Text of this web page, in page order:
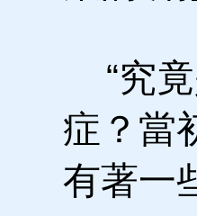
“究竟
症？當
有著一